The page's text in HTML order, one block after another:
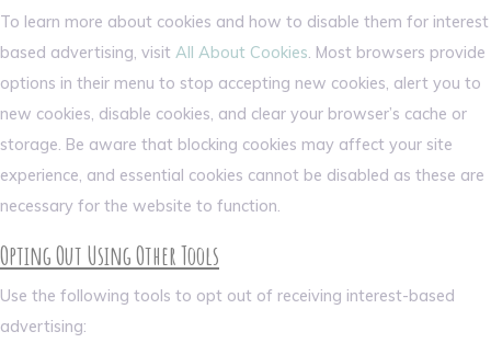
To learn more about cookies and how to disable them for interest
based advertising, visit All About Cookies. Most browsers provide
options in their menu to stop accepting new cookies, alert you to
new cookies, disable cookies, and clear your browser’s cache or
storage. Be aware that blocking cookies may affect your site
experience, and essential cookies cannot be disabled as these are
necessary for the website to function.
Opting Out Using Other Tools
Use the following tools to opt out of receiving interest-based
advertising: